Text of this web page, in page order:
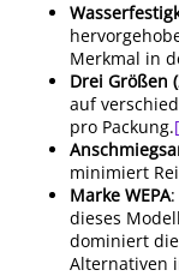
Merkmal in
Drei Größen
auf
pro Packung.
minimiert
Marke WEPA
dieses Modell
dominiert
Alternativen